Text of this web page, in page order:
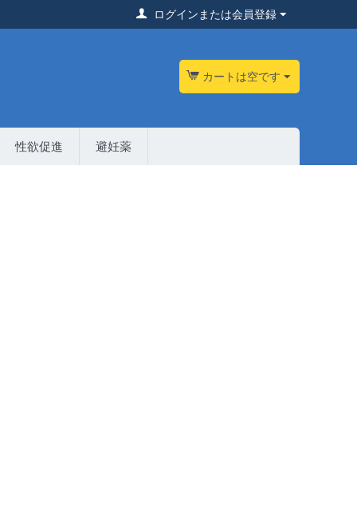
ログインまたは会員登録
カートは空です
性欲促進 避妊薬